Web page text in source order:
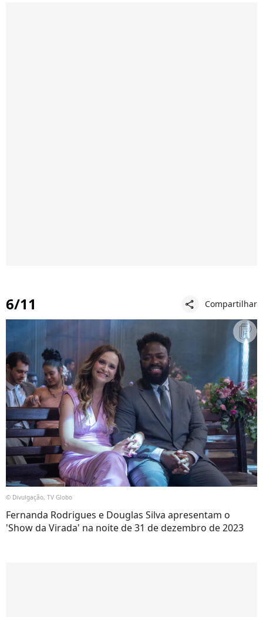
6/11 share Compartilhar
© Divulgação, TV Globo
Fernanda Rodrigues e Douglas Silva apresentam o
'Show da Virada' na noite de 31 de dezembro de 2023